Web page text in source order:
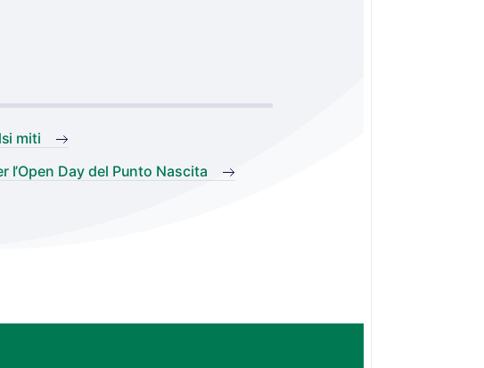
miti
l’Open Day del Punto Nascita